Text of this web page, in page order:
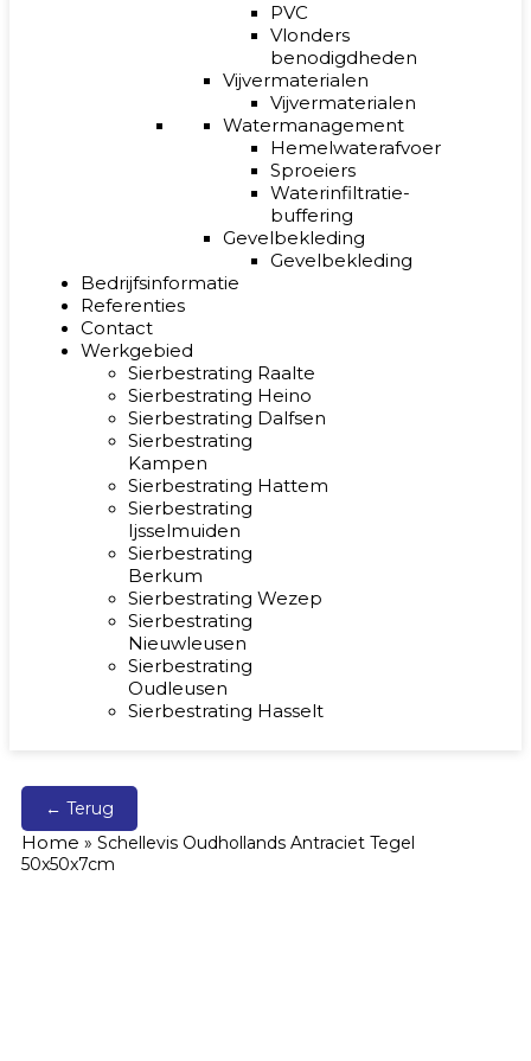
PVC
Vlonders
benodigdheden
Vijvermaterialen
Vijvermaterialen
Watermanagement
Hemelwaterafvoer
Sproeiers
Waterinfiltratie-
buffering
Gevelbekleding
Gevelbekleding
Bedrijfsinformatie
Referenties
Contact
Werkgebied
Sierbestrating Raalte
Sierbestrating Heino
Sierbestrating Dalfsen
Sierbestrating
Kampen
Sierbestrating Hattem
Sierbestrating
Ijsselmuiden
Sierbestrating
Berkum
Sierbestrating Wezep
Sierbestrating
Nieuwleusen
Sierbestrating
Oudleusen
Sierbestrating Hasselt
← Terug
Home » Schellevis Oudhollands Antraciet Tegel
50x50x7cm